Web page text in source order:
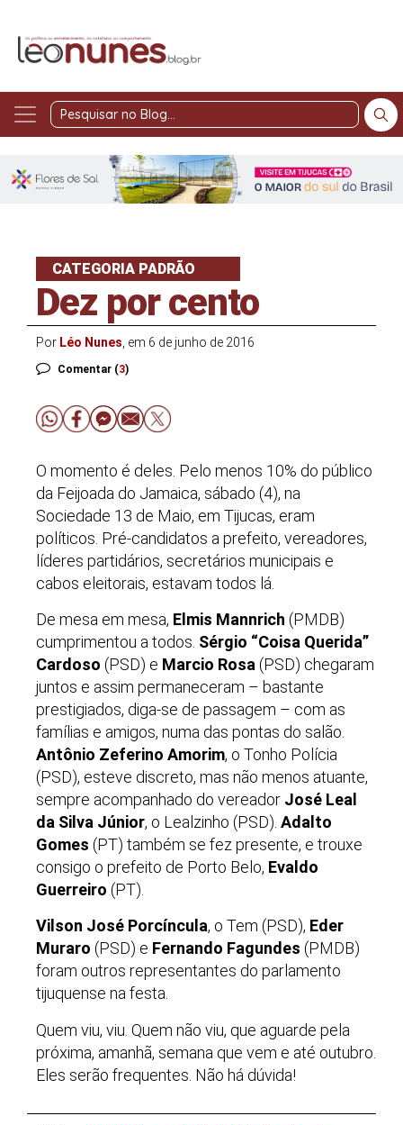
Pesquisar
Blog
CATEGORIA PADRÃO
Dez por cento
Por Léo Nunes , em 6 de junho de 2016
Comentar (3)
O momento é deles. Pelo menos 10% do público
da Feijoada do Jamaica, sábado (4), na
Sociedade 13 de Maio, em Tijucas, eram
políticos. Pré-candidatos a prefeito, vereadores,
líderes partidários, secretários municipais e
cabos eleitorais, estavam todos lá.
De mesa em mesa, Elmis Mannrich (PMDB)
cumprimentou a todos. Sérgio “Coisa Querida”
Cardoso (PSD) e Marcio Rosa (PSD) chegaram
juntos e assim permaneceram – bastante
prestigiados, diga-se de passagem – com as
famílias e amigos, numa das pontas do salão.
Antônio Zeferino Amorim, o Tonho Polícia
(PSD), esteve discreto, mas não menos atuante,
sempre acompanhado do vereador José Leal
da Silva Júnior, o Lealzinho (PSD). Adalto
Gomes (PT) também se fez presente, e trouxe
consigo o prefeito de Porto Belo, Evaldo
Guerreiro (PT).
Vilson José Porcíncula, o Tem (PSD), Eder
Muraro (PSD) e Fernando Fagundes (PMDB)
foram outros representantes do parlamento
tijuquense na festa.
Quem viu, viu. Quem não viu, que aguarde pela
próxima, amanhã, semana que vem e até outubro.
Eles serão frequentes. Não há dúvida!